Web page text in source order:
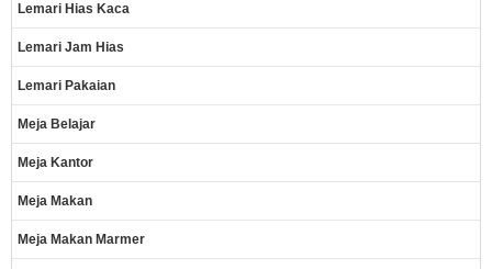
Lemari Hias Kaca
Lemari Jam Hias
Lemari Pakaian
Meja Belajar
Meja Kantor
Meja Makan
Meja Makan Marmer